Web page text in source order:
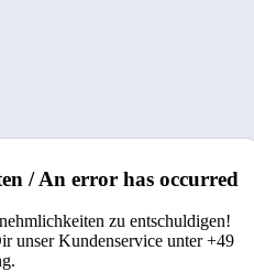
/ An error has occurred
zu entschuldigen!
unser Kundenservice unter +49